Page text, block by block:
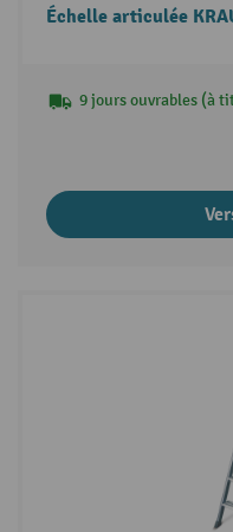
Échelle articulée
9 jours ouvrables (à